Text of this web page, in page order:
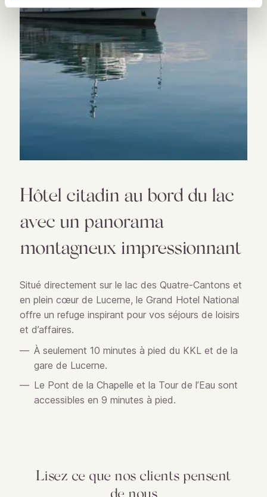
Hôtel citadin au bord du lac
avec un panorama
montagneux impressionnant
Situé directement sur le lac des Quatre-Cantons et
en plein cœur de Lucerne, le Grand Hotel National
offre un refuge inspirant pour vos séjours de loisirs
et d’affaires.
À seulement 10 minutes à pied du KKL et de la
gare de Lucerne.
Le Pont de la Chapelle et la Tour de l’Eau sont
accessibles en 9 minutes à pied.
Lisez ceque nos clients pensent
denous